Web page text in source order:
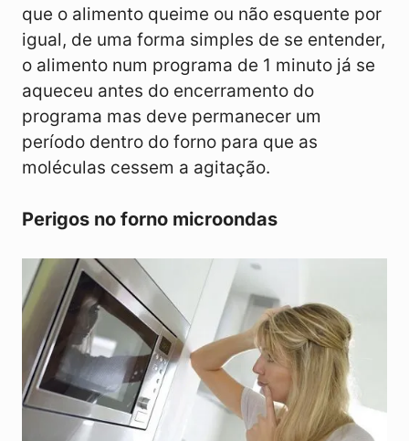
que o alimento queime ou não esquente por
igual, de uma forma simples de se entender,
o alimento num programa de 1 minuto já se
aqueceu antes do encerramento do
programa mas deve permanecer um
período dentro do forno para que as
moléculas cessem a agitação.
Perigos no forno microondas